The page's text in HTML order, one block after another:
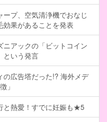
プ、空気清浄機でおなじ
果があることを発表
ニアックの「ビットコイン
という発言
の広告塔だった!? 海外メデ
」
と熱愛！すでに妊娠も★5